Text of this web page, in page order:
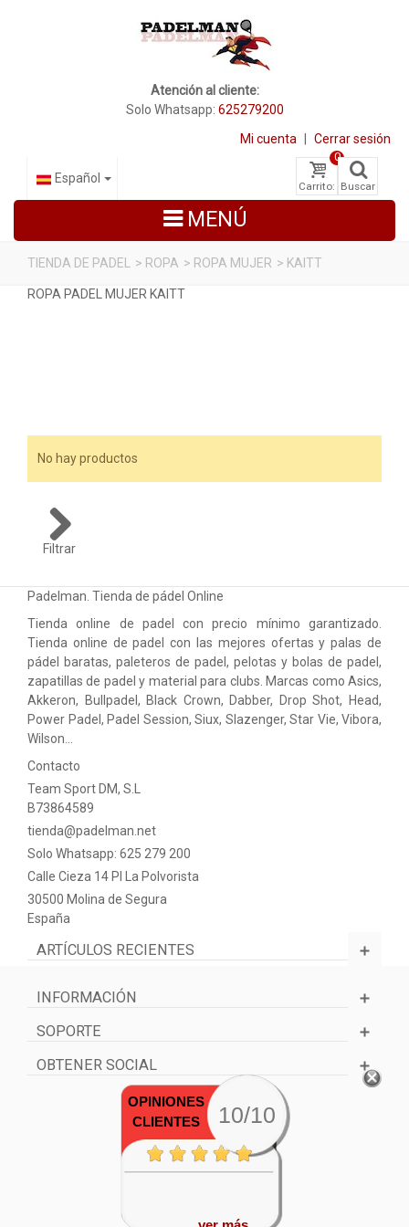
Atención al cliente:
Solo Whatsapp: 625279200
Mi cuenta Cerrar sesión
Carrito:
0
Buscar
Español
MENÚ
PALAS DE PADEL
PELOTAS PADEL
OUTLET PADEL
TIENDA DE PADEL > ROPA > ROPA MUJER > KAITT
ROPA PADEL MUJER KAITT
No hay productos
Filtrar
Padelman. Tienda de pádel Online
Tienda online de padel con precio mínimo garantizado.
Tienda online de padel con las mejores ofertas y palas de
pádel baratas, paleteros de padel, pelotas y bolas de padel,
zapatillas de padel y material para clubs. Marcas como Asics,
Akkeron, Bullpadel, Black Crown, Dabber, Drop Shot, Head,
Power Padel, Padel Session, Siux, Slazenger, Star Vie, Vibora,
Wilson…
Contacto
Team Sport DM, S.L
B73864589
tienda@padelman.net
Solo Whatsapp: 625 279 200
Calle Cieza 14 PI La Polvorista
30500 Molina de Segura
España
ARTÍCULOS RECIENTES
INFORMACIÓN
SOPORTE
OBTENER SOCIAL
OPINIONES
CLIENTES
10/10